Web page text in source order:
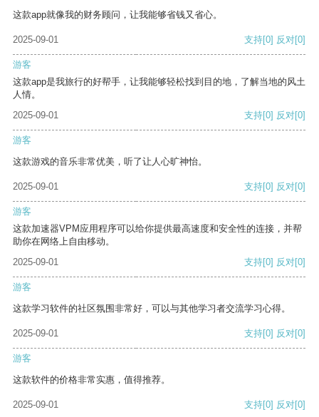
这款app就像我的财务顾问，让我能够省钱又省心。
2025-09-01 支持[0] 反对[0]
游客
这款app是我旅行的好帮手，让我能够轻松找到目的地，了解当地的风土
人情。
2025-09-01
支持[0] 反对[0]
游客
这款游戏的音乐非常优美，听了让人心旷神怡。
2025-09-01 支持[0] 反对[0]
游客
这款加速器VPM应用程序可以给你提供最高速度和安全性的连接，并帮
助你在网络上自由移动。
2025-09-01
支持[0] 反对[0]
游客
这款学习软件的社区氛围非常好，可以与其他学习者交流学习心得。
2025-09-01 支持[0] 反对[0]
游客
这款软件的价格非常实惠，值得推荐。
2025-09-01 支持[0] 反对[0]